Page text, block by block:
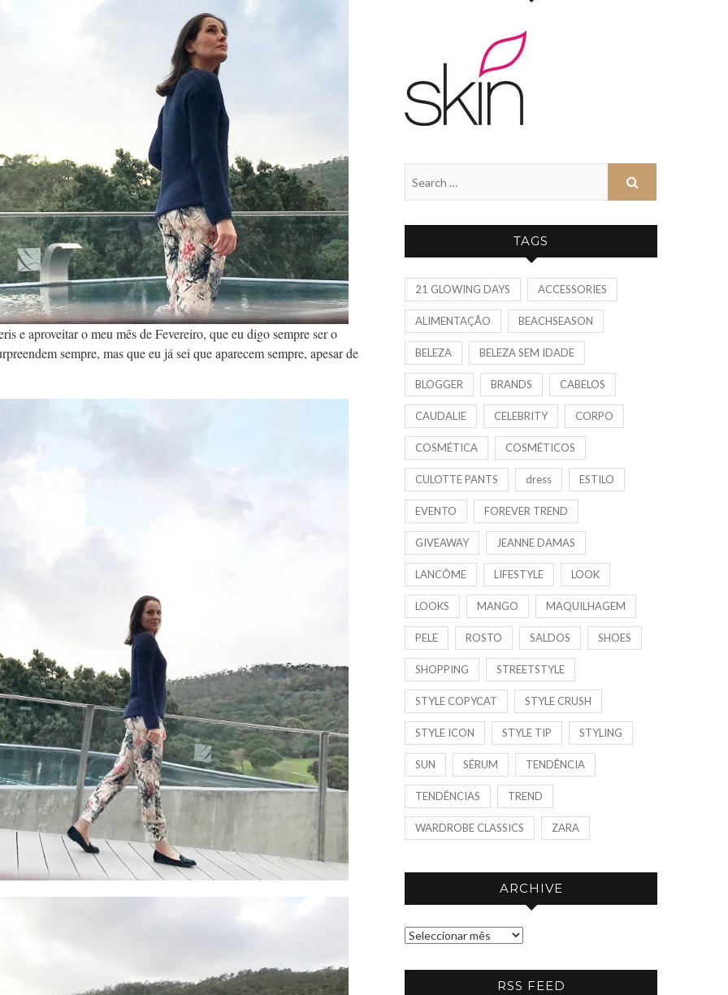
e aproveitar o meu mês de Fevereiro, que eu digo sempre ser o
sempre, mas que eu já sei que aparecem sempre, apesar de
TAGS
21 GLOWING DAYS ACCESSORIES
ALIMENTAÇÃO BEACHSEASON
BELEZA BELEZA SEM IDADE
BLOGGER BRANDS CABELOS
CAUDALIE CELEBRITY CORPO
COSMÉTICA COSMÉTICOS
CULOTTE PANTS dress ESTILO
EVENTO FOREVER TREND
GIVEAWAY JEANNE DAMAS
LANCÔME LIFESTYLE LOOK
LOOKS MANGO MAQUILHAGEM
PELE ROSTO SALDOS SHOES
SHOPPING STREETSTYLE
STYLE COPYCAT STYLE CRUSH
STYLE ICON STYLE TIP STYLING
SUN SÉRUM TENDÊNCIA
TENDÊNCIAS TREND
WARDROBE CLASSICS ZARA
ARCHIVE
A
RSS FEED